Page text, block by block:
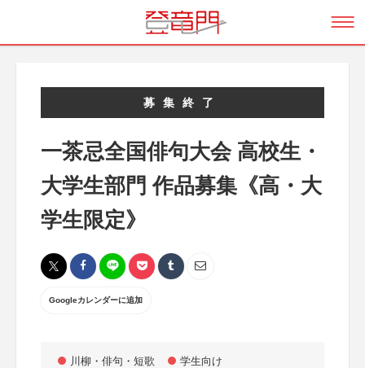
募集終了
一茶忌全国俳句大会 高校生・
大学生部門 作品募集《高・大
学生限定》
Googleカレンダーに追加
川柳・俳句・短歌 学生向け